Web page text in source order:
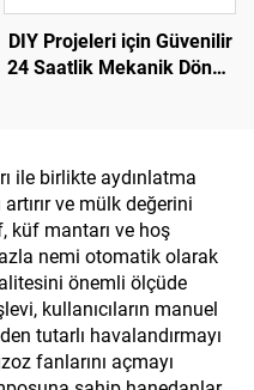
DIY Projeleri için Güvenilir
24 Saatlik Mekanik Döngü
ile birlikte aydınlatma
ve mülk değerini
küf mantarı ve hoş
nemi otomatik olarak
önemli ölçüde
kullanıcıların manuel
tutarlı havalandırmayı
fanlarını açmayı